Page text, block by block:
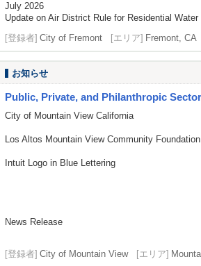
July 2026
Update on Air District Rule for Residential Water
[登録者] City of Fremont [エリア] Fremont, CA
お知らせ
Public, Private, and Philanthropic
City of Mountain View California
Los Altos Mountain View Community
Intuit Logo in Blue Lettering
News Release
[登録者] City of Mountain View [エリア]